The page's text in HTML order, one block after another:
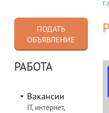
Услуги
ПОДАТЬ
ОБЪЯВЛЕНИЕ
РАБОТА
Вакансии
IT, интернет,